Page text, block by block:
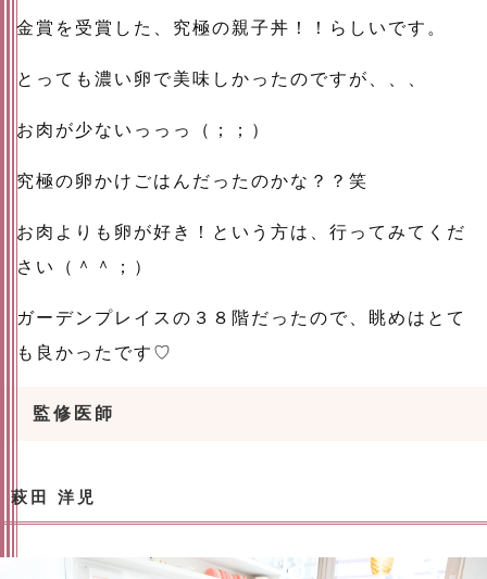
金賞を受賞した、究極の親子丼！！らしいです。
とっても濃い卵で美味しかったのですが、、、
お肉が少ないっっっ（；；）
究極の卵かけごはんだったのかな？？笑
お肉よりも卵が好き！という方は、行ってみてくだ
さい（＾＾；）
ガーデンプレイスの３８階だったので、眺めはとて
も良かったです♡
監修医師
萩田 洋児